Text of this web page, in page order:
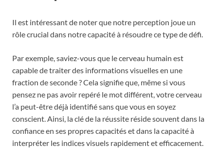
Il est intéressant de noter que notre perception joue un
rôle crucial dans notre capacité à résoudre ce type de défi.
Par exemple, saviez-vous que le cerveau humain est
capable de traiter des informations visuelles en une
fraction de seconde ? Cela signifie que, même si vous
pensez ne pas avoir repéré le mot différent, votre cerveau
l’a peut-être déjà identifié sans que vous en soyez
conscient. Ainsi, la clé de la réussite réside souvent dans la
confiance en ses propres capacités et dans la capacité à
interpréter les indices visuels rapidement et efficacement.